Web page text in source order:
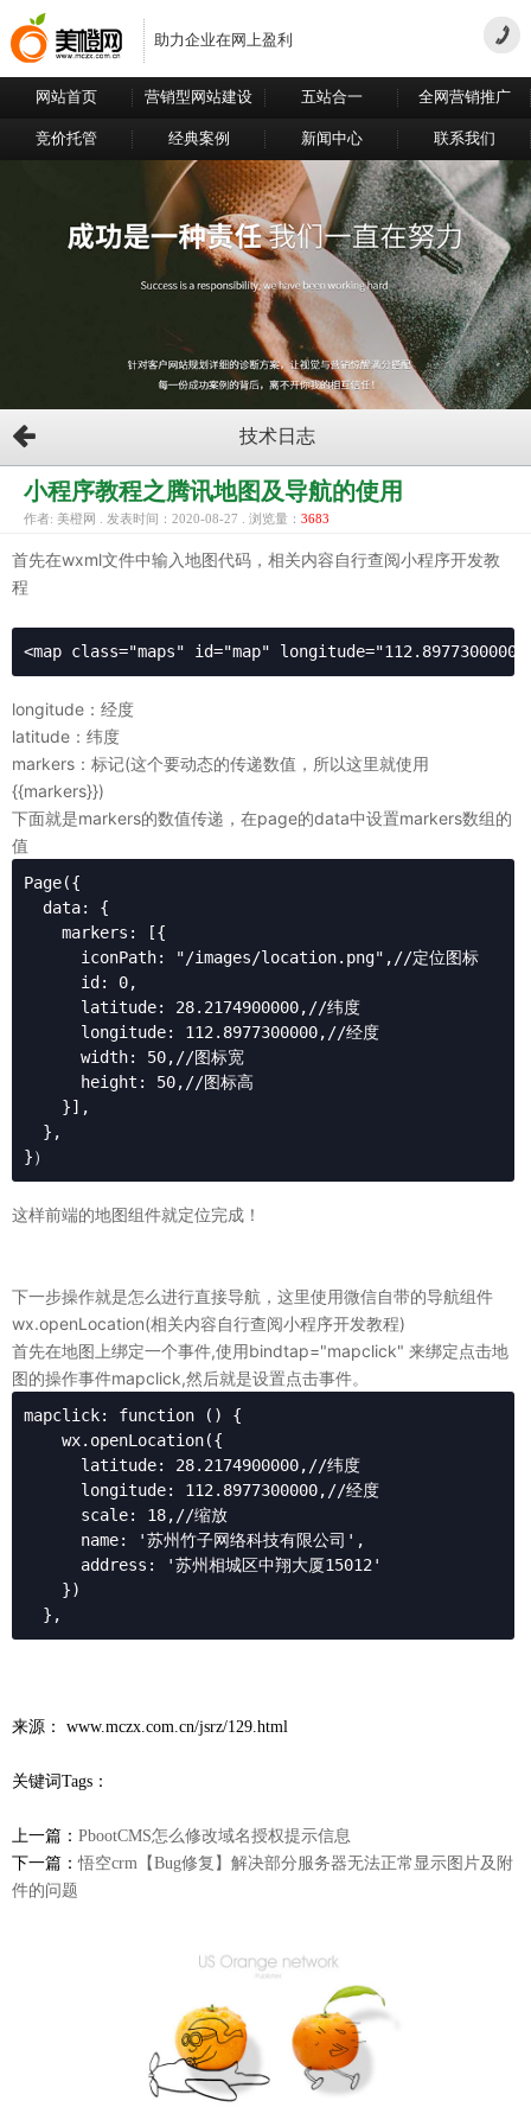
助力企业在网上盈利
网站首页 营销型网站建设 五站合一 全网营销推广
竞价托管 经典案例 新闻中心 联系我们
技术日志
小程序教程之腾讯地图及导航的使用
作者: 美橙网 . 发表时间：2020-08-27 . 浏览量： 3683
首先在wxml文件中输入地图代码，相关内容自行查阅小程序开发教
程
<map class="maps" id="map"
longitude：经度
latitude：纬度
markers：标记(这个要动态的传递数值，所以这里就使用
{{markers}})
下面就是markers的数值传递，在page的data中设置markers数组的
值
Page({
data: {
markers: [{
iconPath: "/images/location.png",//定位图标
id: 0,
latitude: 28.2174900000,//纬度
longitude: 112.8977300000,//经度
width: 50,//图标宽
height: 50,//图标高
}],
},
}）
这样前端的地图组件就定位完成！
下一步操作就是怎么进行直接导航，这里使用微信自带的导航组件
wx.openLocation(相关内容自行查阅小程序开发教程)
首先在地图上绑定一个事件,使用bindtap="mapclick" 来绑定点击地
图的操作事件mapclick,然后就是设置点击事件。
mapclick: function () {
wx.openLocation({
latitude: 28.2174900000,//纬度
longitude: 112.8977300000,//经度
scale: 18,//缩放
name: '苏州竹子网络科技有限公司',
address: '苏州相城区中翔大厦15012'
})
},
来源： www.mczx.com.cn/jsrz/129.html
关键词Tags：
上一篇： PbootCMS怎么修改域名授权提示信息
下一篇：悟空crm【Bug修复】解决部分服务器无法正常显示图片及附
件的问题